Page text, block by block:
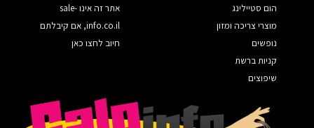
הום סטיילינג
מוצרי צריכה ומזון
נופשים
קניות ברשת
שיפוצים
אתר זה אינו sale-
info.co.il, אם קיבלתם
חיוב לחצו כאן